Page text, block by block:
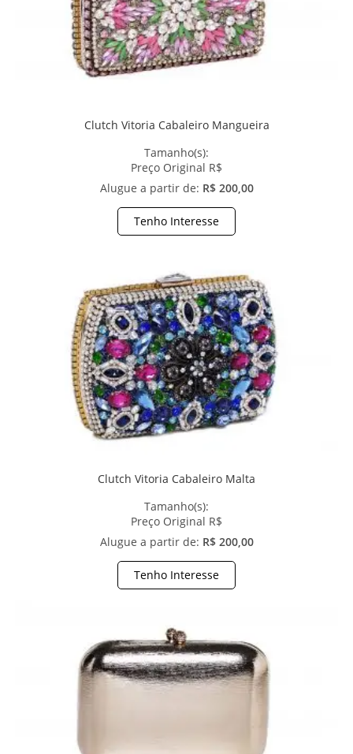
Clutch Vitoria Cabaleiro Mangueira
Tamanho(s):
Preço Original R$
Alugue a partir de: R$ 200,00
Tenho Interesse
Clutch Vitoria Cabaleiro Malta
Tamanho(s):
Preço Original R$
Alugue a partir de: R$ 200,00
Tenho Interesse